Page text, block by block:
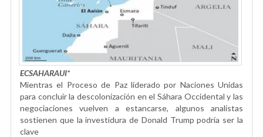
ECSAHARAUI*
Mientras el Proceso de Paz liderado por Naciones Unidas
para concluir la descolonización en el Sáhara Occidental y las
negociaciones vuelven a estancarse, algunos analistas
sostienen que la investidura de Donald Trump podría ser la
clave